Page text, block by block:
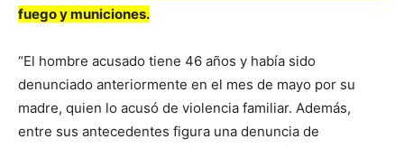
fuego y municiones.
“El hombre acusado tiene 46 años y había sido
denunciado anteriormente en el mes de mayo por su
madre, quien lo acusó de violencia familiar. Además,
entre sus antecedentes figura una denuncia de